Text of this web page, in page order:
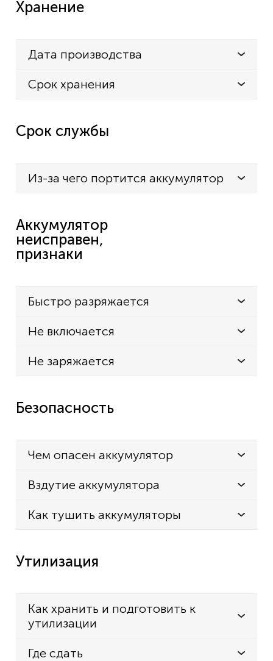
Хранение
Дата производства
Срок хранения
Срок службы
Из-за чего портится аккумулятор
Аккумулятор
неисправен,
признаки
Быстро разряжается
Не включается
Не заряжается
Безопасность
Чем опасен аккумулятор
Вздутие аккумулятора
Как тушить аккумуляторы
Утилизация
Как хранить и подготовить к
утилизации
Где сдать